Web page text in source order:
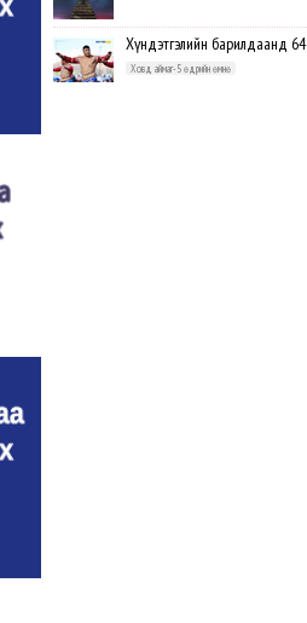
Хүндэтгэлийн барилдаанд
Ховд аймаг-5 өдрийн өмнө